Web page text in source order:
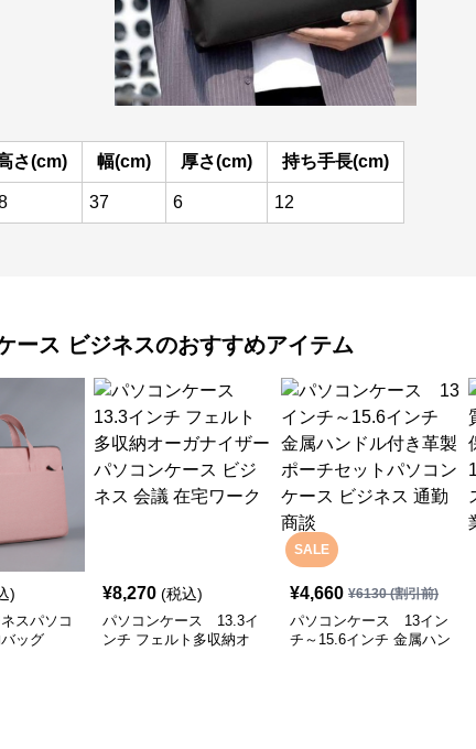
さ(cm) 幅(cm) 厚さ(cm) 持ち手長(cm)
37 6 12
ース ビジネスのおすすめアイテム
)
スパソコ
ッグ
¥8,270 (税込)
パソコンケース 13.3イ
ンチ フェルト多収納オ
SALE
¥4,660 ¥6130(割引前)
パソコンケース 13イン
チ～15.6インチ 金属ハン